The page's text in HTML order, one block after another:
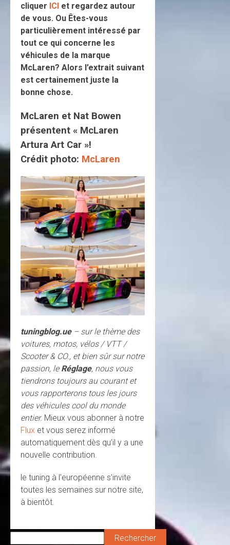
cliquer ICI et regardez autour
de vous. Ou Êtes-vous
particulièrement intéressé par
tout ce qui concerne les
véhicules de la marque
McLaren? Alors l’extrait suivant
est certainement juste la
bonne chose.
McLaren et Nat Bowen
présentent « McLaren
Artura Art Car »!
Crédit photo: McLaren
tuningblog.ue– sur le thème des
voitures, motos, vélos / VTT /
Scooter & CO., et bien sûr sur notre
passion, le Réglage, nous vous
tiendrons toujours au courant et
vous rapporterons tous les jours
des véhicules cool du monde
entier. Mieux vous abonner à notre
Flux et vous serez informé
automatiquement dès qu’il y a une
nouvelle contribution.
le tuning à l’européenne s’invite
toutes les semaines sur notre site,
à bientôt.
Rechercher